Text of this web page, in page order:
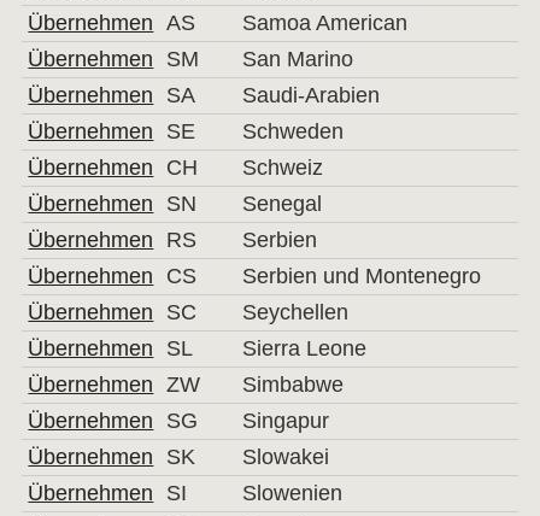
Übernehmen
AS
Samoa American
Übernehmen
SM
San Marino
Übernehmen
SA
Saudi-Arabien
Übernehmen
SE
Schweden
Übernehmen
CH
Schweiz
Übernehmen
SN
Senegal
Übernehmen
RS
Serbien
Übernehmen
CS
Serbien und Montenegro
Übernehmen
SC
Seychellen
Übernehmen
SL
Sierra Leone
Übernehmen
ZW
Simbabwe
Übernehmen
SG
Singapur
Übernehmen
SK
Slowakei
Übernehmen
SI
Slowenien